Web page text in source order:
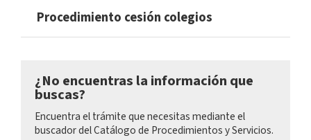
Procedimiento cesión colegios
¿No encuentras la información que
buscas?
Encuentra el trámite que necesitas mediante el
buscador del Catálogo de Procedimientos y Servicios.